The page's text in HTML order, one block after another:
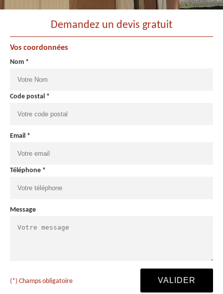
Demandez un devis gratuit
Vos coordonnées
Nom *
Code postal *
Email *
Téléphone *
Message
(*) Champs obligatoire